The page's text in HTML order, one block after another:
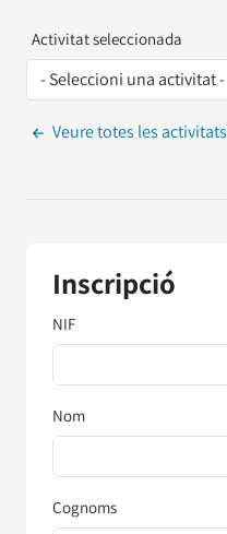
Activitat seleccionada
Veure totes les activitats
Inscripció
NIF
Nom
Cognoms